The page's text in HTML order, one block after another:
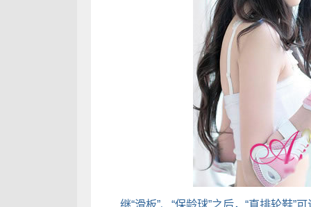
继“滑板”、“保龄球”之后，“直排轮鞋”